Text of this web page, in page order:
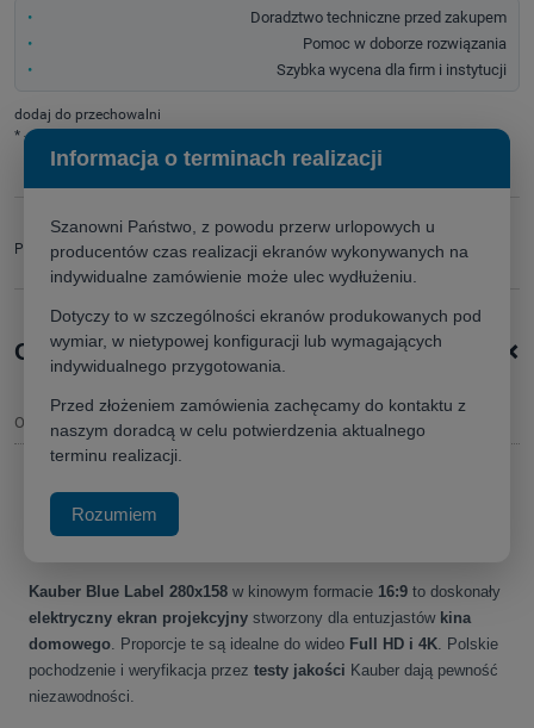
Doradztwo techniczne przed zakupem
Pomoc w doborze rozwiązania
Szybka wycena dla firm i instytucji
dodaj do przechowalni
* - Pole wymagane
Producent:
zapytaj o produkt
poleć znajomemu
Opis produktu +
Opis
Ekran elektrycznie rozwijany
Label 280x158 (16:9) – doskonały wybór do kina
Kauber Blue Label 280x158 w kinowym formacie 16:9 to doskonały
elektryczny ekran projekcyjny stworzony dla entuzjastów kina
domowego. Proporcje te są idealne do wideo Full HD i 4K. Polskie
pochodzenie i weryfikacja przez testy jakości Kauber dają pewność
niezawodności.
Informacja o terminach realizacji
Szanowni Państwo, z powodu przerw urlopowych u
producentów czas realizacji ekranów wykonywanych na
indywidualne zamówienie może ulec wydłużeniu.
Dotyczy to w szczególności ekranów produkowanych pod
wymiar, w nietypowej konfiguracji lub wymagających
indywidualnego przygotowania.
Przed złożeniem zamówienia zachęcamy do kontaktu z
naszym doradcą w celu potwierdzenia aktualnego
terminu realizacji.
Rozumiem